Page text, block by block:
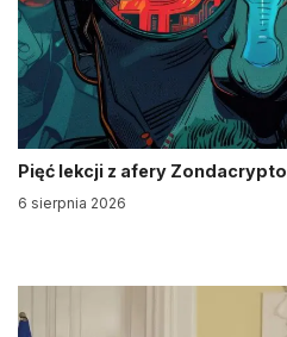
Pięć lekcji z afery Zondacrypto
6 sierpnia 2026